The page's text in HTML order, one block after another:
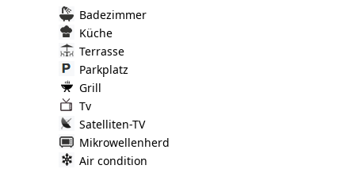
Badezimmer
Küche
Terrasse
Parkplatz
Grill
Tv
Satelliten-TV
Mikrowellenherd
Air condition